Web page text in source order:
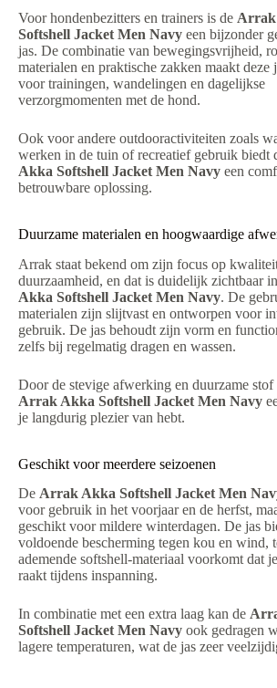
Voor hondenbezitters en trainers is de
Softshell Jacket Men Navy een bijzonder
jas. De combinatie van bewegingsvrijheid,
materialen en praktische zakken maakt deze
voor trainingen, wandelingen en dagelijkse
verzorgmomenten met de hond.
Ook voor andere outdooractiviteiten zoals
werken in de tuin of recreatief gebruik biedt
Akka Softshell Jacket Men Navy een
betrouwbare oplossing.
Duurzame materialen en hoogwaardige
Arrak staat bekend om zijn focus op
duurzaamheid, en dat is duidelijk zichtbaar
Akka Softshell Jacket Men Navy. De
materialen zijn slijtvast en ontworpen voor
gebruik. De jas behoudt zijn vorm en
zelfs bij regelmatig dragen en wassen.
Door de stevige afwerking en duurzame stof
Arrak Akka Softshell Jacket Men Navy
je langdurig plezier van hebt.
Geschikt voor meerdere seizoenen
De Arrak Akka Softshell Jacket Men
voor gebruik in het voorjaar en de herfst,
geschikt voor mildere winterdagen. De jas
voldoende bescherming tegen kou en wind,
ademende softshell-materiaal voorkomt dat
raakt tijdens inspanning.
In combinatie met een extra laag kan de
Softshell Jacket Men Navy ook gedragen
lagere temperaturen, wat de jas zeer